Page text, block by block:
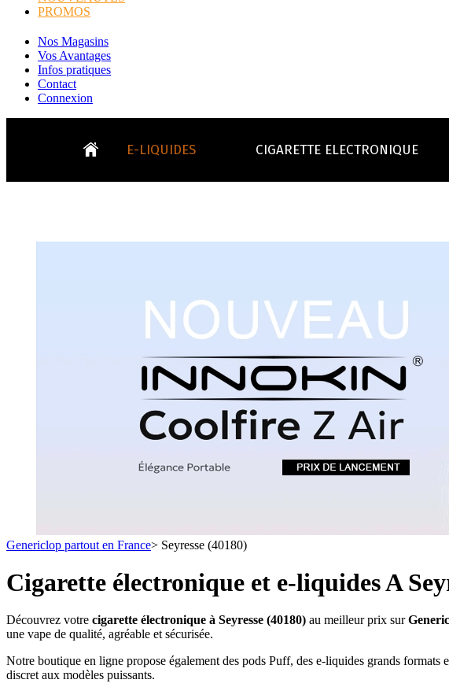
PROMOS
Nos Magasins
Vos Avantages
Infos pratiques
Contact
Connexion
E-LIQUIDES
TOUS LES E-LIQUIDES
- VÉGÉTAL/NATUREL
- SELS DE NICOTINE
- FORMATS ÉCONOMIQUES
- LES PLUS VENDUS
- LES PACKS PROMOS
- RECHERCHE AVANCÉE
CIGARETTE ELECTRONIQUE
Formats classiques
Formats Boxs
simple d'emploi
Toutes les marques
Eleaf, Aspire,
Smok, Innokin, Joyetech ...
LES MINI-CLOPES
Pods & Formats Poche
LE BLOG
- INFOS GENERICLOP
- INFOS VAPE
- LES ASTUCES
- FOCUS PRODUIT
- LES MEDECINS
VOS AVANTAGES
Livraison offerte
1 Cadeau au choix
Genericlop partout en France> Seyresse (40180)
Cigarette électronique et e-liquides A
Découvrez votre cigarette électronique à Seyresse (40180) au meilleur prix sur
une vape de qualité, agréable et sécurisée.
Notre boutique en ligne propose également des pods Puff, des e-liquides grands
discret aux modèles puissants.